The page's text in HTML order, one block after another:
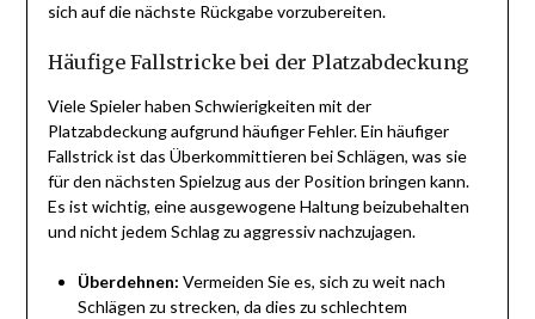
sich auf die nächste Rückgabe vorzubereiten.
Häufige Fallstricke bei der Platzabdeckung
Viele Spieler haben Schwierigkeiten mit der
Platzabdeckung aufgrund häufiger Fehler. Ein häufiger
Fallstrick ist das Überkommittieren bei Schlägen, was sie
für den nächsten Spielzug aus der Position bringen kann.
Es ist wichtig, eine ausgewogene Haltung beizubehalten
und nicht jedem Schlag zu aggressiv nachzujagen.
Überdehnen: Vermeiden Sie es, sich zu weit nach
Schlägen zu strecken, da dies zu schlechtem